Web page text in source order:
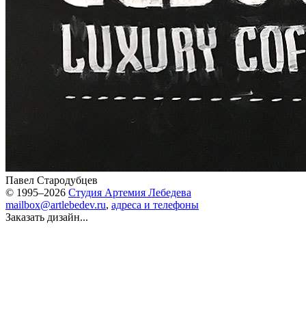
Павел Стародубцев
© 1995–2026 Студия Артемия Лебедева
mailbox@artlebedev.ru, адреса и телефоны
Заказать дизайн...